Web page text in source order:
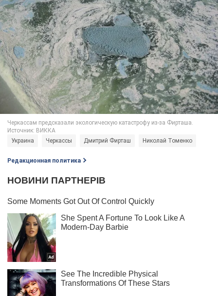
Украина Черкассы Дмитрий Фирташ Николай Томенко
Редакционная политика